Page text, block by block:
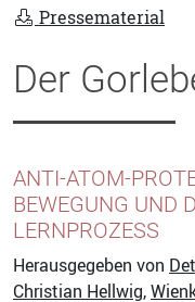
Pressematerial
Der
ANTI-ATOM-
BEWEGUNG UND
LERNPROZESS
Herausgegeben von
Christian Hellwig,